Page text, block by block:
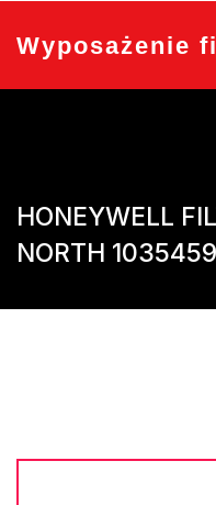
content
Wyposażenie
HONEYWELL
NORTH